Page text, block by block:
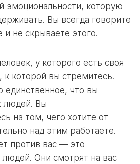
эмоциональности, которую
Вы всегда говорите
и не скрываете этого.
у которого есть своя
к которой вы стремитесь.
что вы
людей. Вы
на том, чего хотите от
над этим работаете.
против вас — это
людей. Они смотрят на вас